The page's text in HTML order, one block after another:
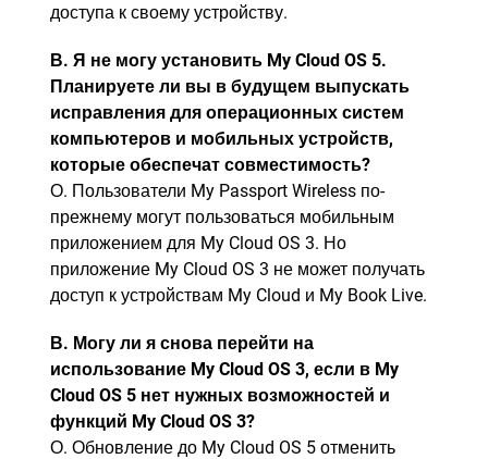
доступа к своему устройству.
В. Я не могу установить My Cloud OS 5.
Планируете ли вы в будущем выпускать
исправления для операционных систем
компьютеров и мобильных устройств,
которые обеспечат совместимость?
О. Пользователи My Passport Wireless по-
прежнему могут пользоваться мобильным
приложением для My Cloud OS 3. Но
приложение My Cloud OS 3 не может получать
доступ к устройствам My Cloud и My Book Live.
В. Могу ли я снова перейти на
использование My Cloud OS 3, если в My
Cloud OS 5 нет нужных возможностей и
функций My Cloud OS 3?
О. Обновление до My Cloud OS 5 отменить